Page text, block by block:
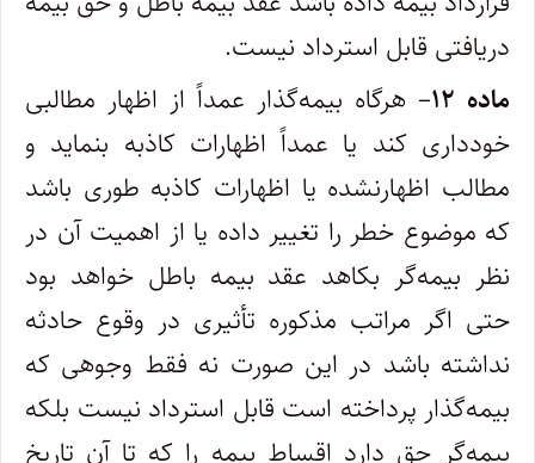
دریافتی قابل استرداد نیست.
ماده ۱۲
– هرگاه بیمه‌گذار عمداً از اظهار مطالبی
خودداری کند یا عمداً اظهارات کاذبه بنماید و
مطالب اظهارنشده یا اظهارات کاذبه طوری باشد
که موضوع خطر را تغییر داده یا از اهمیت آن در
نظر بیمه‌گر بکاهد عقد بیمه باطل خواهد بود
حتی اگر مراتب مذکوره تأثیری در وقوع حادثه
نداشته باشد در این صورت نه فقط وجوهی که
بیمه‌گذار پرداخته است قابل استرداد نیست بلکه
بیمه‌گر حق دارد اقساط بیمه را که تا آن تاریخ